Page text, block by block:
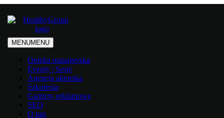
MENUMENU
Opieka managerska
Eventy | Sesje
Agencja aktorska
Szkolenia
Gadżety reklamowe
SEO
O nas